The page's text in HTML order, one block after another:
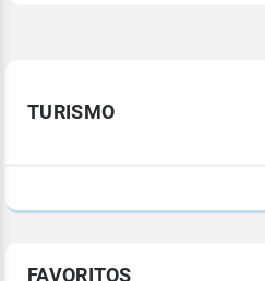
TURISMO
FAVORITOS